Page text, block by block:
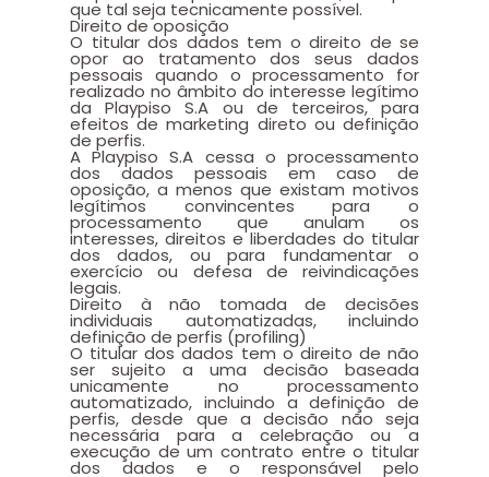
que tal seja tecnicamente possível.
Direito de oposição
O titular dos dados tem o direito de se
opor ao tratamento dos seus dados
pessoais quando o processamento for
realizado no âmbito do interesse legítimo
da Playpiso S.A ou de terceiros, para
efeitos de marketing direto ou definição
de perfis.
A Playpiso S.A cessa o processamento
dos dados pessoais em caso de
oposição, a menos que existam motivos
legítimos convincentes para o
processamento que anulam os
interesses, direitos e liberdades do titular
dos dados, ou para fundamentar o
exercício ou defesa de reivindicações
legais.
Direito à não tomada de decisões
individuais automatizadas, incluindo
definição de perfis (profiling)
O titular dos dados tem o direito de não
ser sujeito a uma decisão baseada
unicamente no processamento
automatizado, incluindo a definição de
perfis, desde que a decisão não seja
necessária para a celebração ou a
execução de um contrato entre o titular
dos dados e o responsável pelo